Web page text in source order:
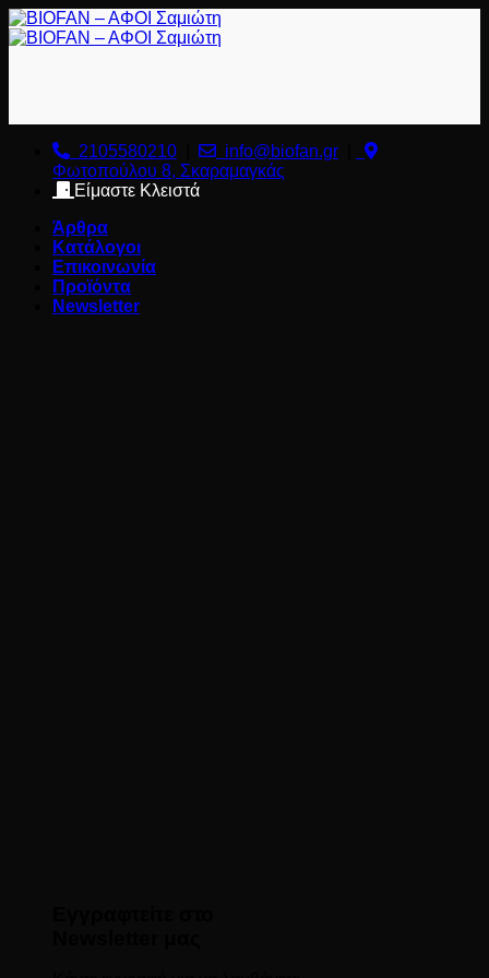
Μετάβαση
στο
2105580210 info@biofan.gr
Φωτοπούλου 8, Σκαραμαγκάς
Είμαστε Κλειστά
Άρθρα
Κατάλογοι
Επικοινωνία
Προϊόντα
Newsletter